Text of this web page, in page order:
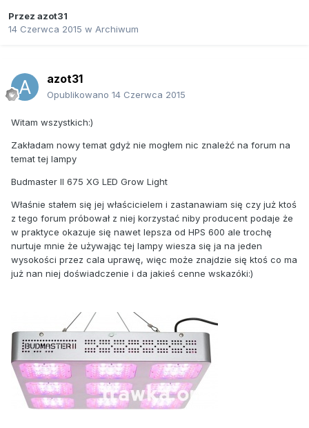
Przez azot31
14 Czerwca 2015 w Archiwum
azot31
Opublikowano 14 Czerwca 2015
Witam wszystkich:)
Zakładam nowy temat gdyż nie mogłem nic znależć na forum na
temat tej lampy
Budmaster II 675 XG LED Grow Light
Właśnie stałem się jej właścicielem i zastanawiam się czy już ktoś
z tego forum próbował z niej korzystać niby producent podaje że
w praktyce okazuje się nawet lepsza od HPS 600 ale trochę
nurtuje mnie że używając tej lampy wiesza się ja na jeden
wysokości przez cala uprawę, więc może znajdzie się ktoś co ma
już nan niej doświadczenie i da jakieś cenne wskazóki:)